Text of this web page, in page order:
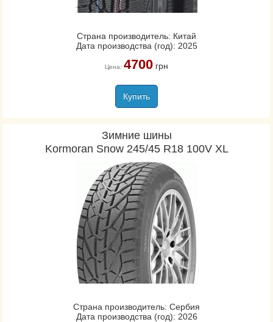
Страна производитель: Китай
Дата производства (год): 2025
Цена: 4700грн
Купить
Зимние шины
Kormoran Snow 245/45 R18 100V XL
Страна производитель: Сербия
Дата производства (год): 2026